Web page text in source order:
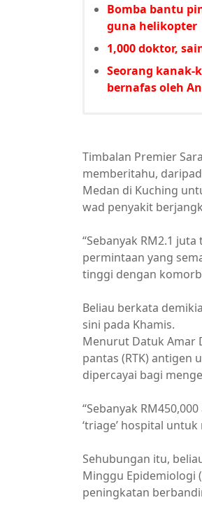
Bomba bantu
guna helikopter
1,000 doktor,
Seorang
bernafas oleh
Timbalan Premier
memberitahu,
Medan di Kuching
wad penyakit
“Sebanyak RM2.1
permintaan yang
tinggi dengan
Beliau berkata
sini pada Khamis.
Menurut Datuk Amar
pantas (RTK) antigen
dipercayai bagi
“Sebanyak
‘triage’ hospital
Sehubungan itu,
Minggu Epidemiologi
peningkatan